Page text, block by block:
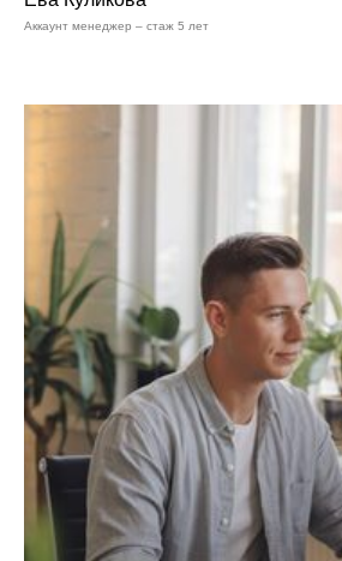
Аккаунт менеджер – стаж 5 лет